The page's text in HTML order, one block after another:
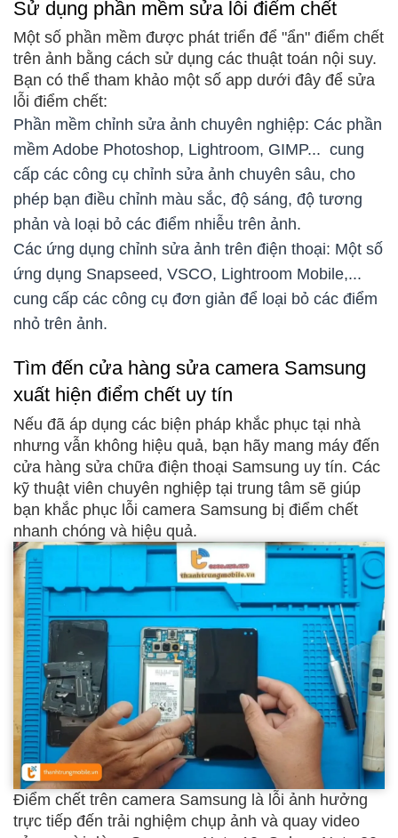
Sử dụng phần mềm sửa lỗi điểm chết
Một số phần mềm được phát triển để "ẩn" điểm chết
trên ảnh bằng cách sử dụng các thuật toán nội suy.
Bạn có thể tham khảo một số app dưới đây để sửa
lỗi điểm chết:
Phần mềm chỉnh sửa ảnh chuyên nghiệp: Các phần
mềm Adobe Photoshop, Lightroom, GIMP... cung
cấp các công cụ chỉnh sửa ảnh chuyên sâu, cho
phép bạn điều chỉnh màu sắc, độ sáng, độ tương
phản và loại bỏ các điểm nhiễu trên ảnh.
Các ứng dụng chỉnh sửa ảnh trên điện thoại: Một số
ứng dụng Snapseed, VSCO, Lightroom Mobile,...
cung cấp các công cụ đơn giản để loại bỏ các điểm
nhỏ trên ảnh.
Tìm đến cửa hàng sửa camera Samsung
xuất hiện điểm chết uy tín
Nếu đã áp dụng các biện pháp khắc phục tại nhà
nhưng vẫn không hiệu quả, bạn hãy mang máy đến
cửa hàng sửa chữa điện thoại Samsung uy tín. Các
kỹ thuật viên chuyên nghiệp tại trung tâm sẽ giúp
bạn khắc phục lỗi camera Samsung bị điểm chết
nhanh chóng và hiệu quả.
Điểm chết trên camera Samsung là lỗi ảnh hưởng
trực tiếp đến trải nghiệm chụp ảnh và quay video